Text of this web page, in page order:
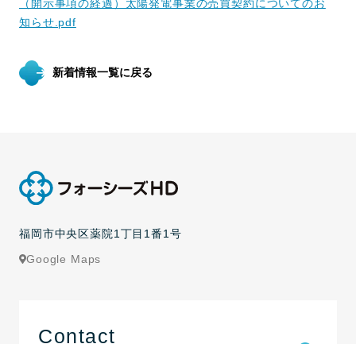
（開示事項の経過）太陽発電事業の売買契約についてのお
知らせ.pdf
新着情報一覧に戻る
福岡市中央区薬院1丁目1番1号
Google Maps
Contact